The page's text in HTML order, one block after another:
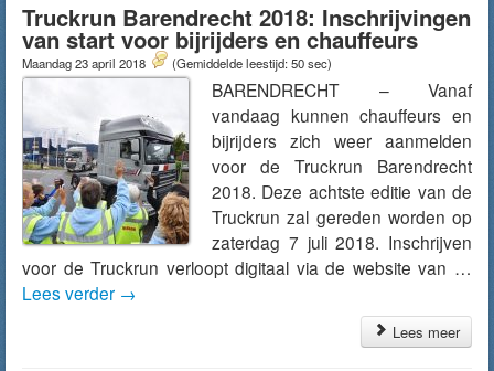
Truckrun Barendrecht 2018: Inschrijvingen
van start voor bijrijders en chauffeurs
Maandag 23 april 2018 (Gemiddelde leestijd: 50 sec)
BARENDRECHT – Vanaf
vandaag kunnen chauffeurs en
bijrijders zich weer aanmelden
voor de Truckrun Barendrecht
2018. Deze achtste editie van de
Truckrun zal gereden worden op
zaterdag 7 juli 2018. Inschrijven
voor de Truckrun verloopt digitaal via de website van …
Lees verder →
Lees meer